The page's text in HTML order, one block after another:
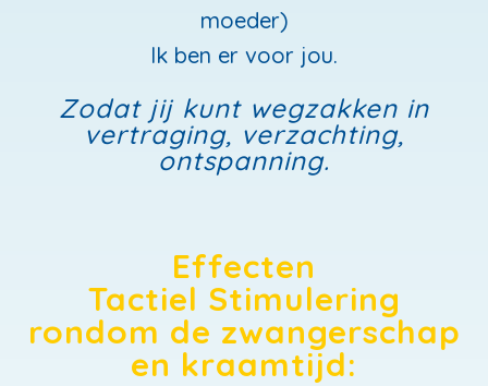
moeder)
Ik ben er voor jou.
Zodat jij kunt wegzakken in
vertraging, verzachting,
ontspanning.
Effecten
Tactiel Stimulering
rondom de zwangerschap
en kraamtijd: